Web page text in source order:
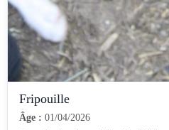
Fripouille
Âge : 01/04/2026